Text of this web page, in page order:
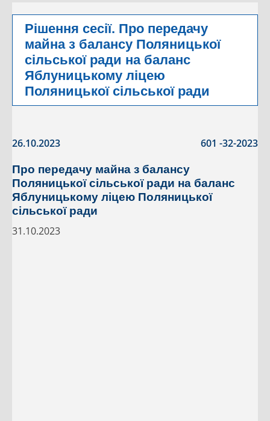
Рішення сесії. Про передачу
майна з балансу Поляницької
сільської ради на баланс
Яблуницькому ліцею
Поляницької сільської ради
26.10.2023 601 -32-2023
Про передачу майна з балансу
Поляницької сільської ради на баланс
Яблуницькому ліцею Поляницької
сільської ради
31.10.2023